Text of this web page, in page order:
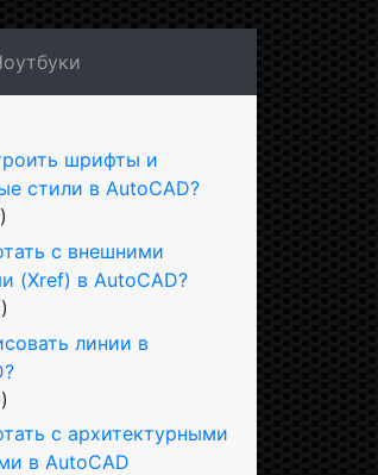
шрифты и
стили в AutoCAD?
с внешними
(Xref) в AutoCAD?
линии в
с архитектурными
в AutoCAD